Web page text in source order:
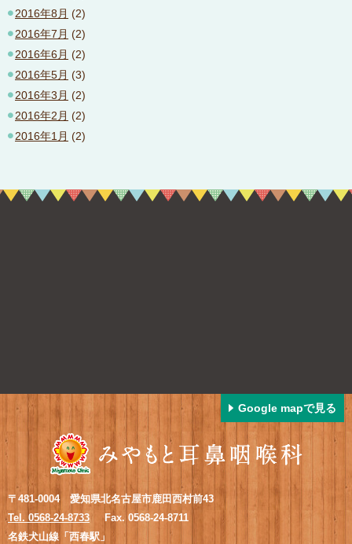
2016年8月 (2)
2016年7月 (2)
2016年6月 (2)
2016年5月 (3)
2016年3月 (2)
2016年2月 (2)
2016年1月 (2)
Google mapで見る
〒481-0004 愛知県北名古屋市鹿田西村前43
Tel. 0568-24-8733
Fax. 0568-24-8711
名鉄犬山線「西春駅」